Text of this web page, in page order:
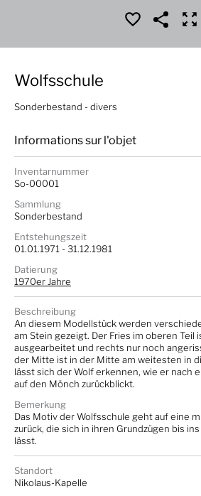
Wolfsschule
Sonderbestand - divers
Informations sur l'objet
Inventarnummer
So-00001
Sammlung
Sonderbestand
Entstehungszeit
01.01.1971 - 31.12.1981
Datierung
1970er Jahre
Beschreibung
An diesem Modellstück werden
am Stein gezeigt. Der Fries im oberen Teil
ausgearbeitet und rechts nur noch
der Mitte ist in der Mitte am weitesten in
lässt sich der Wolf erkennen, wie er nach
auf den Mönch zurückblickt.
Bemerkung
Das Motiv der Wolfsschule geht auf eine
zurück, die sich in ihren Grundzügen bis
lässt.
Standort
Nikolaus-Kapelle